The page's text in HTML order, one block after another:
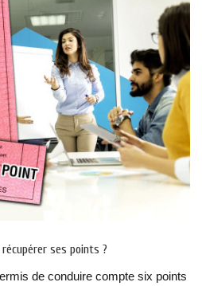
ses points ?
de conduire compte six points